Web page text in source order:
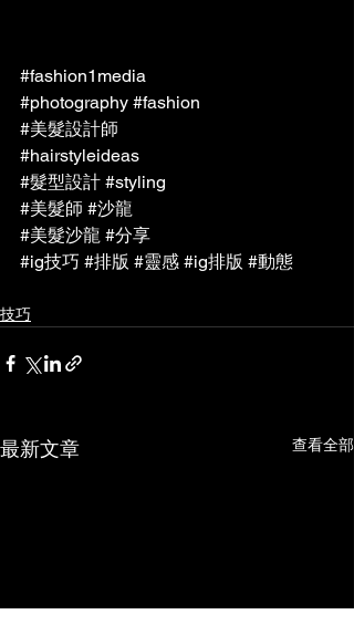
#fashion1media
#photography #fashion
#美髮設計師
#hairstyleideas
#髮型設計 #styling
#美髮師 #沙龍
#美髮沙龍 #分享
#ig技巧 #排版 #靈感 #ig排版 #動態
技巧
最新文章 查看全部